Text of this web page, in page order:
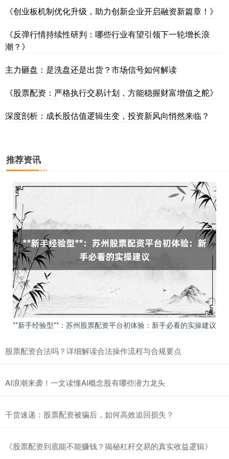
《创业板机制优化升级，助力创新企业开启融资新篇章！》
《反弹行情持续性研判：哪些行业有望引领下一轮增长浪
潮？》
主力砸盘：是洗盘还是出货？市场信号如何解读
《股票配资：严格执行交易计划，方能稳握财富增值之舵》
深度剖析：成长股估值逻辑生变，投资新风向悄然来临？
推荐资讯
**新手经验型**：苏州股票配资平台初体验：新手必看的实操建议
股票配资合法吗？详细解读合法操作流程与合规要点
AI浪潮来袭！一文读懂AI概念股有哪些潜力龙头
干货速递：股票配资被骗后，如何高效追回损失？
《股票配资到底能不能赚钱？揭秘杠杆交易的真实收益逻辑》